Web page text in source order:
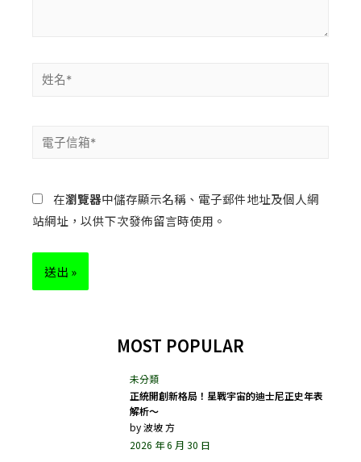
在瀏覽器中儲存顯示名稱、電子郵件地址及個人網
站網址，以供下次發佈留言時使用。
MOST POPULAR
正統開創新格局！星戰宇宙的迪士尼正史年表
解析～
by波坡 方
2026 年 6 月 30 日